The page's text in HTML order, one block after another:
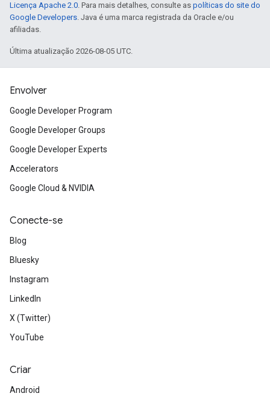
Licença Apache 2.0. Para mais detalhes, consulte as políticas do site do
Google Developers. Java é uma marca registrada da Oracle e/ou
afiliadas.
Última atualização 2026-08-05 UTC.
Envolver
Google Developer Program
Google Developer Groups
Google Developer Experts
Accelerators
Google Cloud & NVIDIA
Conecte-se
Blog
Bluesky
Instagram
LinkedIn
X (Twitter)
YouTube
Criar
Android